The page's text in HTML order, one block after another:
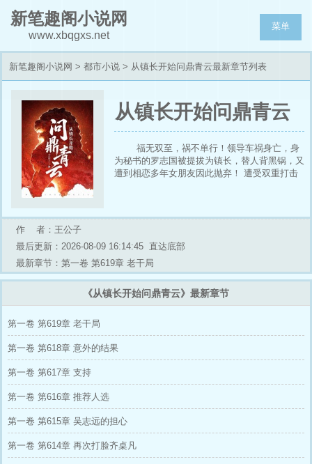
新笔趣阁小说网
www.xbqgxs.net
菜单
新笔趣阁小说网 > 都市小说 > 从镇长开始问鼎青云最新章节列表
从镇长开始问鼎青云
福无双至，祸不单行！领导车祸身亡，身
为秘书的罗志国被提拔为镇长，替人背黑锅，又
遭到相恋多年女朋友因此抛弃！ 遭受双重打击
作 者：王公子
最后更新：2026-08-09 16:14:45 直达底部
最新章节：第一卷 第619章 老干局
《从镇长开始问鼎青云》最新章节
第一卷 第619章 老干局
第一卷 第618章 意外的结果
第一卷 第617章 支持
第一卷 第616章 推荐人选
第一卷 第615章 吴志远的担心
第一卷 第614章 再次打脸齐桌凡